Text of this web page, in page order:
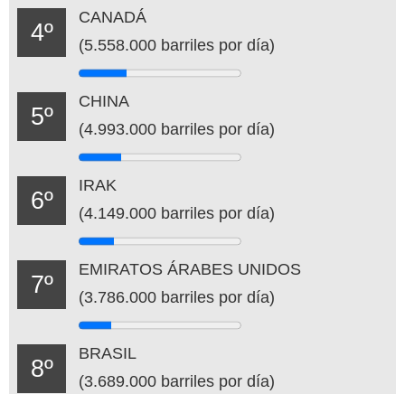
4º
CANADÁ
(5.558.000 barriles por día)
5º
CHINA
(4.993.000 barriles por día)
6º
IRAK
(4.149.000 barriles por día)
7º
EMIRATOS ÁRABES UNIDOS
(3.786.000 barriles por día)
8º
BRASIL
(3.689.000 barriles por día)